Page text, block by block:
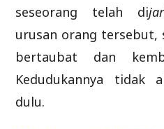
seseorang telah di­
urusan orang tersebut,
bertaubat dan
Kedudukannya tidak
dulu.